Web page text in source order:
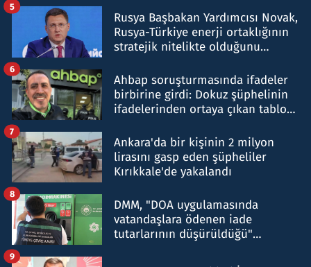
Rusya Başbakan Yardımcısı Novak,
Rusya-Türkiye enerji ortaklığının
stratejik nitelikte olduğunu
5
Ahbap soruşturmasında ifadeler
birbirine girdi: Dokuz şüphelinin
ifadelerinden ortaya çıkan tablo
6
Ankara'da bir kişinin 2 milyon
lirasını gasp eden şüpheliler
Kırıkkale'de yakalandı
7
DMM, "DOA uygulamasında
vatandaşlara ödenen iade
tutarlarının düşürüldüğü"
8
9